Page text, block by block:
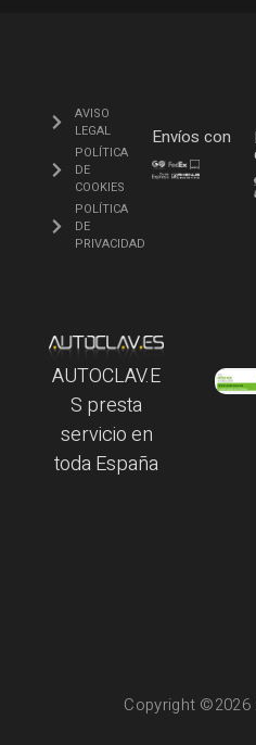
AVISO
LEGAL
POLÍTICA
DE
COOKIES
POLÍTICA
DE
PRIVACIDAD
Envíos con
AUTOCLAV.E
S presta
servicio en
toda España
Copyright ©2026